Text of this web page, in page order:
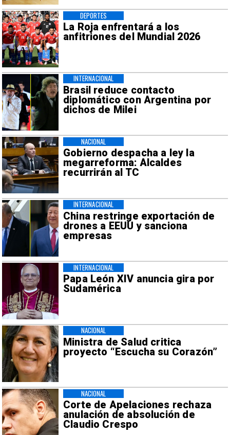
La Roja enfrentará a los
anfitriones del Mundial 2026
DEPORTES
Brasil reduce contacto
diplomático con Argentina por
dichos de Milei
INTERNACIONAL
Gobierno despacha a ley la
megarreforma: Alcaldes
recurrirán al TC
NACIONAL
China restringe exportación de
drones a EEUU y sanciona
empresas
INTERNACIONAL
Papa León XIV anuncia gira por
Sudamérica
INTERNACIONAL
Ministra de Salud critica
proyecto “Escucha su Corazón”
NACIONAL
Corte de Apelaciones rechaza
anulación de absolución de
Claudio Crespo
NACIONAL